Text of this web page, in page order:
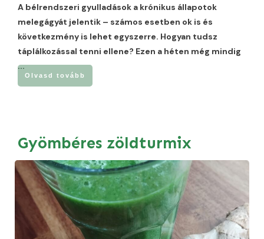
A bélrendszeri gyulladások a krónikus állapotok
melegágyát jelentik – számos esetben ok is és
következmény is lehet egyszerre. Hogyan tudsz
táplálkozással tenni ellene? Ezen a héten még mindig
...
Olvasd tovább
Gyömbéres zöldturmix